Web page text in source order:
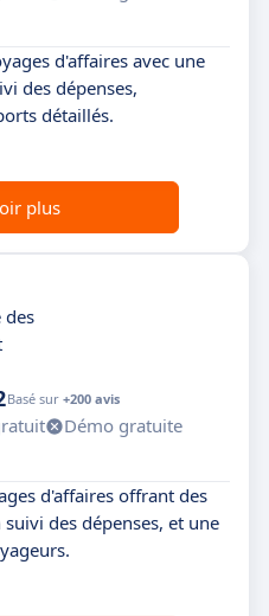
d'affaires avec une
des dépenses,
détaillés.
plus
des
Basé sur +200 avis
Démo gratuite
d'affaires offrant des
des dépenses, et une